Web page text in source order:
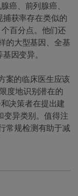
癌、前列腺癌、
获率存在类似的
百分点。他们还
的大型基因、全基
因变异。
案的临床医生应该
度地识别潜在的
决策者在提出建
变异类别。值得注
常规检测有助于减